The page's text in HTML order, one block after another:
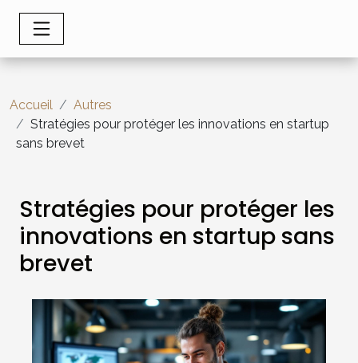
Accueil
Autres
Stratégies pour protéger les innovations en startup
sans brevet
Stratégies pour protéger les
innovations en startup sans
brevet